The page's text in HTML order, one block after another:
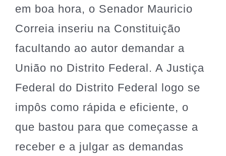
em boa hora, o Senador Mauricio
Correia inseriu na Constituição
facultando ao autor demandar a
União no Distrito Federal. A Justiça
Federal do Distrito Federal logo se
impôs como rápida e eficiente, o
que bastou para que começasse a
receber e a julgar as demandas